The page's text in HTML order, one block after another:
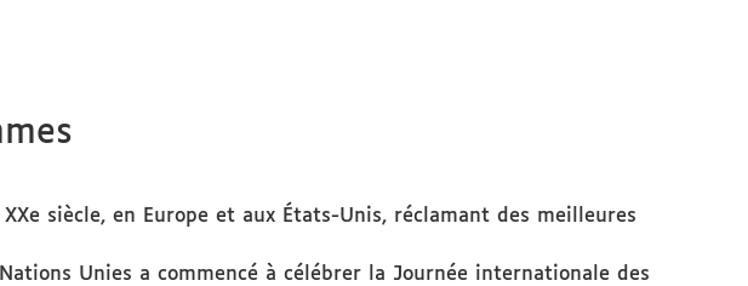
siècle, en Europe et aux États-Unis, réclamant des meilleures
Unies a commencé à célébrer la Journée internationale des